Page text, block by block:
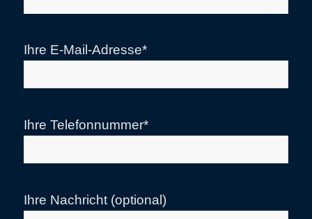
Ihre E-Mail-Adresse*
Ihre Telefonnummer*
Ihre Nachricht (optional)